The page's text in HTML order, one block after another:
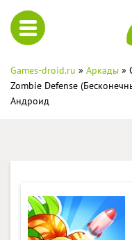
Games-droid.ru » Аркады »
Zombie Defense
Андроид